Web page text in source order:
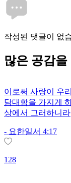
작성된 댓글이 없
많은 공감을
이로써 사랑이 우
담대함을 가지게
상에서 그러하니라
- 요한일서 4:17
128